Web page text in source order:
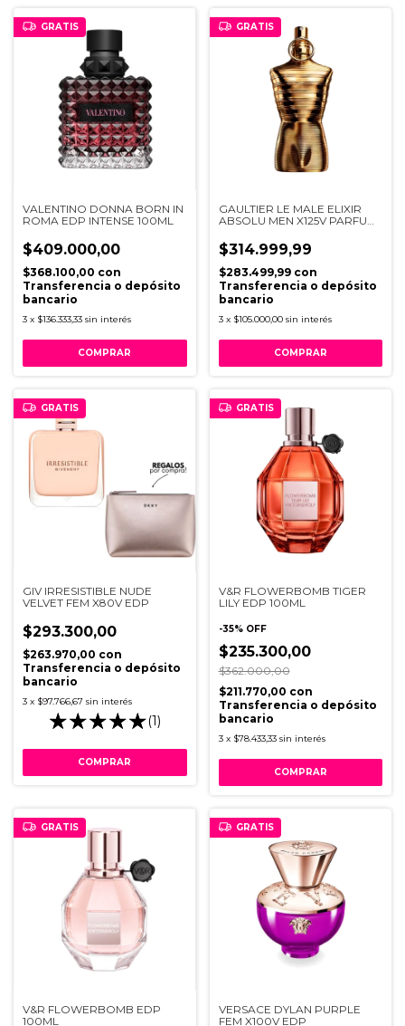
GRATIS
VALENTINO DONNA BORN IN
ROMA EDP INTENSE 100ML
$409.000,00
$368.100,00 con
Transferencia o depósito
bancario
3 x $136.333,33 sin interés
GRATIS
GAULTIER LE MALE ELIXIR
ABSOLU MEN X125V PARFUM
$314.999,99
$283.499,99 con
Transferencia o depósito
bancario
3 x $105.000,00 sin interés
GRATIS
GIV IRRESISTIBLE NUDE
VELVET FEM X80V EDP
$293.300,00
$263.970,00 con
Transferencia o depósito
bancario
3 x $97.766,67 sin interés
(1)
GRATIS
V&R FLOWERBOMB TIGER
LILY EDP 100ML
-35% OFF
$235.300,00
$362.000,00
$211.770,00 con
Transferencia o depósito
bancario
3 x $78.433,33 sin interés
GRATIS
V&R FLOWERBOMB EDP
100ML
GRATIS
VERSACE DYLAN PURPLE
FEM X100V EDP